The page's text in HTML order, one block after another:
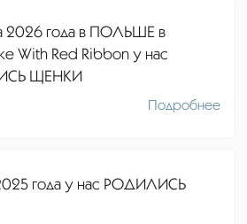
2026 года в ПОЛЬШЕ в
With Red Ribbon у нас
ЩЕНКИ
Подробнее
года у нас РОДИЛИСЬ